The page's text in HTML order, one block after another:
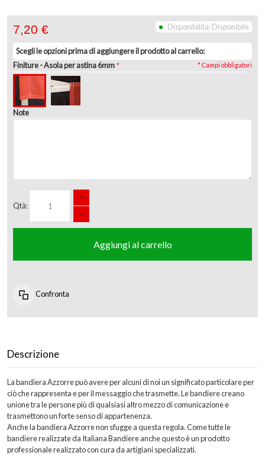
Disponibilità: Disponibile
7,20 €
Scegli le opzioni prima di aggiungere il prodotto al carrello:
Finiture- Asola per astina 6mm
Note
* Campi obbligatori
Qtà:
Aggiungi al carrello
Confronta
Descrizione
La bandiera Azzorre può avere per alcuni di noi un significato particolare per
ciò che rappresenta e per il messaggio che trasmette. Le bandiere creano
unione tra le persone più di qualsiasi altro mezzo di comunicazione e
trasmettono un forte senso di appartenenza.
Anche la bandiera Azzorre non sfugge a questa regola. Come tutte le
bandiere realizzate da Italiana Bandiere anche questo è un prodotto
professionale realizzato con cura da artigiani specializzati.